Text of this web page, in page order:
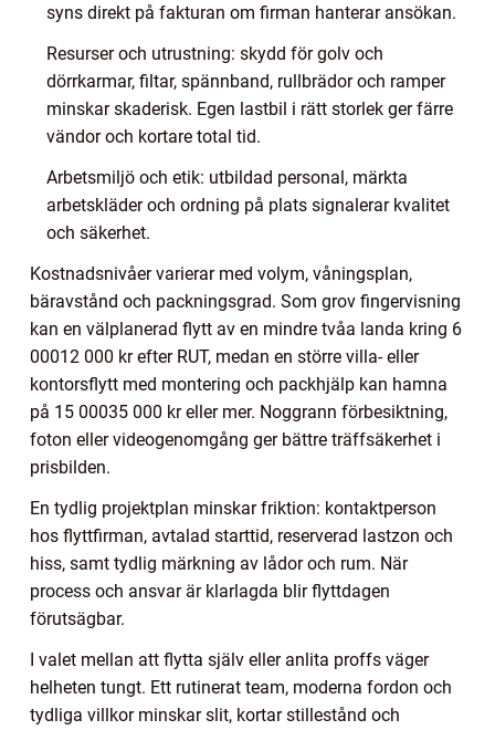
syns direkt på fakturan om firman hanterar ansökan.
Resurser och utrustning: skydd för golv och
dörrkarmar, filtar, spännband, rullbrädor och ramper
minskar skaderisk. Egen lastbil i rätt storlek ger färre
vändor och kortare total tid.
Arbetsmiljö och etik: utbildad personal, märkta
arbetskläder och ordning på plats signalerar kvalitet
och säkerhet.
Kostnadsnivåer varierar med volym, våningsplan,
bäravstånd och packningsgrad. Som grov fingervisning
kan en välplanerad flytt av en mindre tvåa landa kring 6
00012 000 kr efter RUT, medan en större villa- eller
kontorsflytt med montering och packhjälp kan hamna
på 15 00035 000 kr eller mer. Noggrann förbesiktning,
foton eller videogenomgång ger bättre träffsäkerhet i
prisbilden.
En tydlig projektplan minskar friktion: kontaktperson
hos flyttfirman, avtalad starttid, reserverad lastzon och
hiss, samt tydlig märkning av lådor och rum. När
process och ansvar är klarlagda blir flyttdagen
förutsägbar.
I valet mellan att flytta själv eller anlita proffs väger
helheten tungt. Ett rutinerat team, moderna fordon och
tydliga villkor minskar slit, kortar stillestånd och